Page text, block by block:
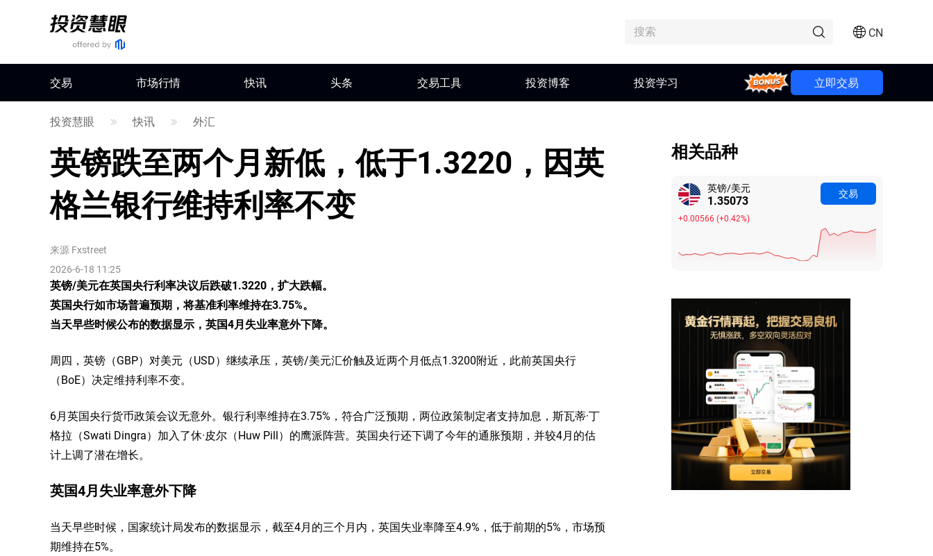
CN
交易 市场行情 快讯 头条 交易工具 投资博客 投资学习 Bonus 立即交易
投资慧眼 快讯 外汇
英镑跌至两个月新低，低于1.3220，因英
格兰银行维持利率不变
来源 Fxstreet
2026-6-18 11:25
英镑/美元在英国央行利率决议后跌破1.3220，扩大跌幅。
英国央行如市场普遍预期，将基准利率维持在3.75%。
当天早些时候公布的数据显示，英国4月失业率意外下降。
周四，英镑（GBP）对美元（USD）继续承压，英镑/美元汇价触及近两个月低点1.3200附近，此前英国央行
（BoE）决定维持利率不变。
6月英国央行货币政策会议无意外。银行利率维持在3.75%，符合广泛预期，两位政策制定者支持加息，斯瓦蒂·丁
格拉（Swati Dingra）加入了休·皮尔（Huw Pill）的鹰派阵营。英国央行还下调了今年的通胀预期，并较4月的估
计上调了潜在增长。
英国4月失业率意外下降
当天早些时候，国家统计局发布的数据显示，截至4月的三个月内，英国失业率降至4.9%，低于前期的5%，市场预
期维持在5%。
相关品种
英镑/美元
1.35073
+0.00566(+0.42%)
交易